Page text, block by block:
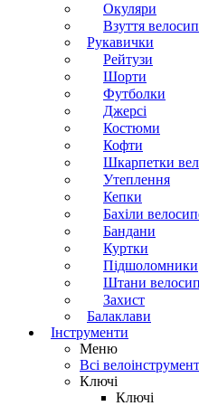
Окуляри
Взуття
Рукавички
Рейтузи
Шорти
Футболки
Джерсі
Костюми
Кофти
Шкарпетки
Утеплення
Кепки
Бахіли
Бандани
Куртки
Підшоломники
Штани
Захист
Балаклави
Інструменти
Меню
Всі
Ключі
Ключі